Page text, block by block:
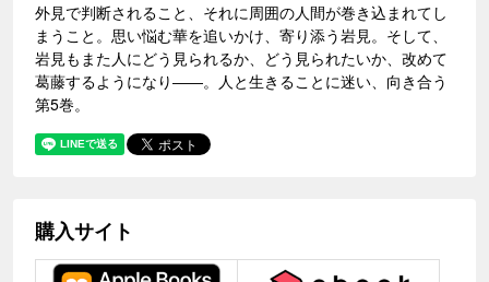
外見で判断されること、それに周囲の人間が巻き込まれてし
まうこと。思い悩む華を追いかけ、寄り添う岩見。そして、
岩見もまた人にどう見られるか、どう見られたいか、改めて
葛藤するようになり――。人と生きることに迷い、向き合う
第5巻。
購入サイト